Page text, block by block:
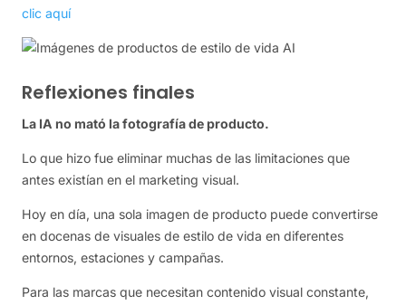
clic aquí
Reflexiones finales
La IA no mató la fotografía de producto.
Lo que hizo fue eliminar muchas de las limitaciones que
antes existían en el marketing visual.
Hoy en día, una sola imagen de producto puede convertirse
en docenas de visuales de estilo de vida en diferentes
entornos, estaciones y campañas.
Para las marcas que necesitan contenido visual constante,